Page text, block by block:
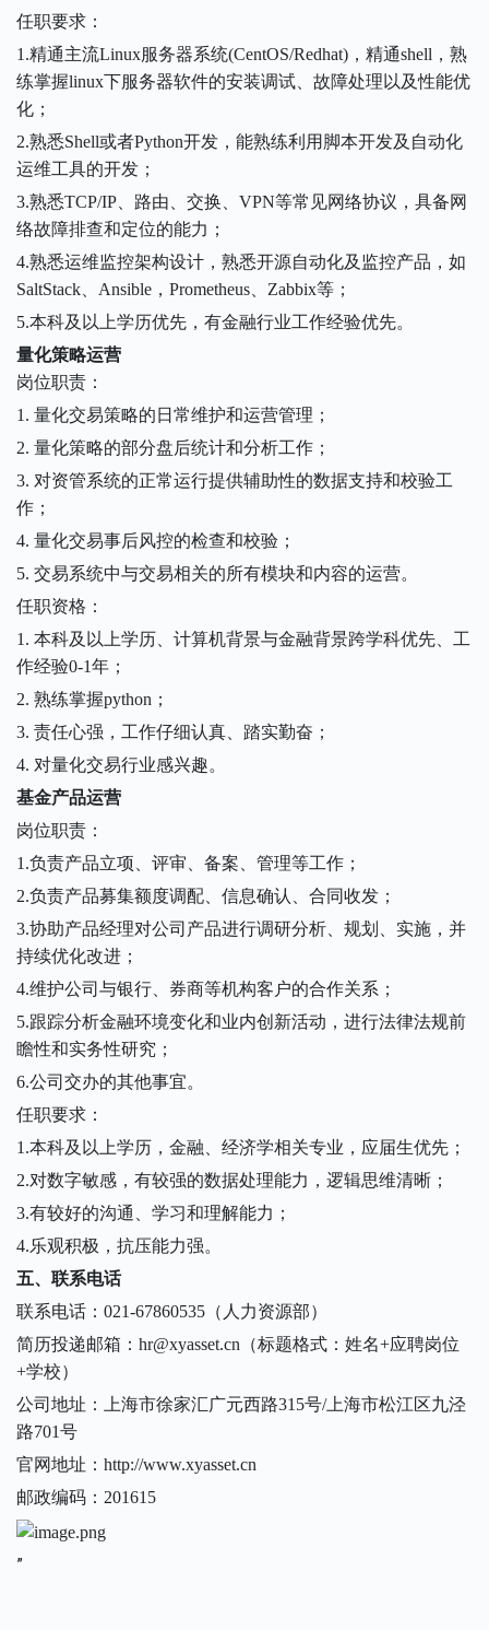
任职要求：
1.精通主流Linux服务器系统(CentOS/Redhat)，精通shell，熟
练掌握linux下服务器软件的安装调试、故障处理以及性能优
化；
2.熟悉Shell或者Python开发，能熟练利用脚本开发及自动化
运维工具的开发；
3.熟悉TCP/IP、路由、交换、VPN等常见网络协议，具备网
络故障排查和定位的能力；
4.熟悉运维监控架构设计，熟悉开源自动化及监控产品，如
SaltStack、Ansible，Prometheus、Zabbix等；
5.本科及以上学历优先，有金融行业工作经验优先。
量化策略运营
岗位职责：
1. 量化交易策略的日常维护和运营管理；
2. 量化策略的部分盘后统计和分析工作；
3. 对资管系统的正常运行提供辅助性的数据支持和校验工
作；
4. 量化交易事后风控的检查和校验；
5. 交易系统中与交易相关的所有模块和内容的运营。
任职资格：
1. 本科及以上学历、计算机背景与金融背景跨学科优先、工
作经验0-1年；
2. 熟练掌握python；
3. 责任心强，工作仔细认真、踏实勤奋；
4. 对量化交易行业感兴趣。
基金产品运营
岗位职责：
1.负责产品立项、评审、备案、管理等工作；
2.负责产品募集额度调配、信息确认、合同收发；
3.协助产品经理对公司产品进行调研分析、规划、实施，并
持续优化改进；
4.维护公司与银行、券商等机构客户的合作关系；
5.跟踪分析金融环境变化和业内创新活动，进行法律法规前
瞻性和实务性研究；
6.公司交办的其他事宜。
任职要求：
1.本科及以上学历，金融、经济学相关专业，应届生优先；
2.对数字敏感，有较强的数据处理能力，逻辑思维清晰；
3.有较好的沟通、学习和理解能力；
4.乐观积极，抗压能力强。
五、联系电话
联系电话： 021-67860535（人力资源部）
简历投递邮箱： hr@xyasset.cn（标题格式：姓名+应聘岗位
+学校）
公司地址：上海市徐家汇广元西路315号/上海市松江区九泾
路701号
官网地址： http://www.xyasset.cn
邮政编码： 201615
”